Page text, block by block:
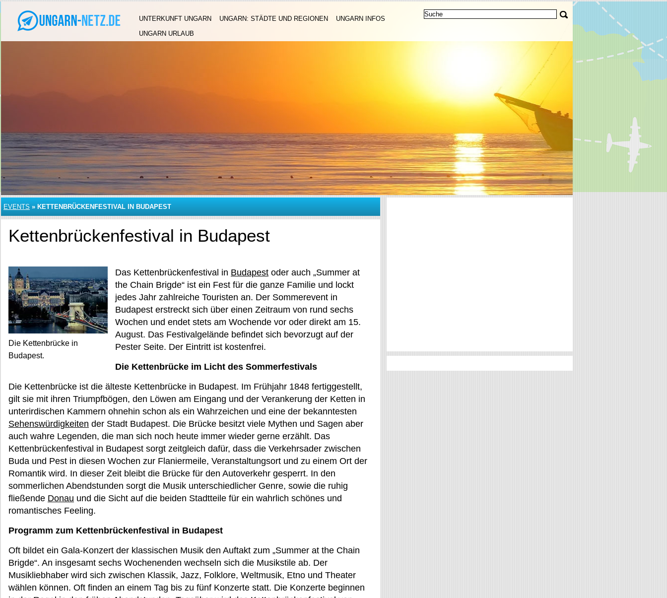
UNTERKUNFT UNGARN UNGARN: STÄDTE UND REGIONEN
UNGARN INFOS
UNGARN URLAUB
EVENTS » KETTENBRÜCKENFESTIVAL IN BUDAPEST
Kettenbrückenfestival in Budapest
Die Kettenbrücke in
Budapest.
Das Kettenbrückenfestival in Budapest oder auch „Summer at
the Chain Brigde“ ist ein Fest für die ganze Familie und lockt
jedes Jahr zahlreiche Touristen an. Der Sommerevent in
Budapest erstreckt sich über einen Zeitraum von rund sechs
Wochen und endet stets am Wochende vor oder direkt am 15.
August. Das Festivalgelände befindet sich bevorzugt auf der
Pester Seite. Der Eintritt ist kostenfrei.
Die Kettenbrücke im Licht des Sommerfestivals
Die Kettenbrücke ist die älteste Kettenbrücke in Budapest. Im Frühjahr 1848 fertiggestellt,
gilt sie mit ihren Triumpfbögen, den Löwen am Eingang und der Verankerung der Ketten in
unterirdischen Kammern ohnehin schon als ein Wahrzeichen und eine der bekanntesten
Sehenswürdigkeiten der Stadt Budapest. Die Brücke besitzt viele Mythen und Sagen aber
auch wahre Legenden, die man sich noch heute immer wieder gerne erzählt. Das
Kettenbrückenfestival in Budapest sorgt zeitgleich dafür, dass die Verkehrsader zwischen
Buda und Pest in diesen Wochen zur Flaniermeile, Veranstaltungsort und zu einem Ort der
Romantik wird. In dieser Zeit bleibt die Brücke für den Autoverkehr gesperrt. In den
sommerlichen Abendstunden sorgt die Musik unterschiedlicher Genre, sowie die ruhig
fließende Donau und die Sicht auf die beiden Stadtteile für ein wahrlich schönes und
romantisches Feeling.
Programm zum Kettenbrückenfestival in Budapest
Oft bildet ein Gala-Konzert der klassischen Musik den Auftakt zum „Summer at the Chain
Brigde“. An insgesamt sechs Wochenenden wechseln sich die Musikstile ab. Der
Musikliebhaber wird sich zwischen Klassik, Jazz, Folklore, Weltmusik, Etno und Theater
wählen können. Oft finden an einem Tag bis zu fünf Konzerte statt. Die Konzerte beginnen